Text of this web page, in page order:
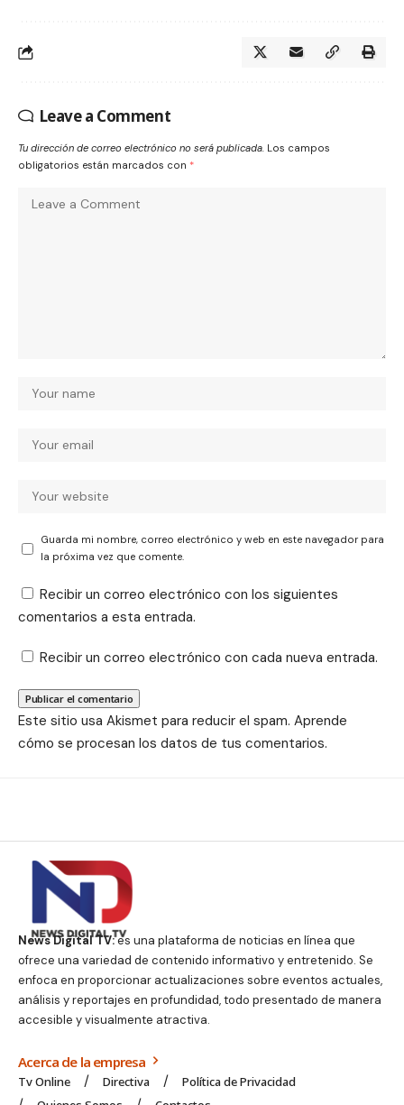
Leave a Comment
Tu dirección de correo electrónico no será publicada. Los campos
obligatorios están marcados con *
Guarda mi nombre, correo electrónico y web en este navegador para
la próxima vez que comente.
Recibir un correo electrónico con los siguientes
comentarios a esta entrada.
Recibir un correo electrónico con cada nueva entrada.
Este sitio usa Akismet para reducir el spam. Aprende
cómo se procesan los datos de tus comentarios.
News Digital TV:es una plataforma de noticias en línea que
ofrece una variedad de contenido informativo y entretenido. Se
enfoca en proporcionar actualizaciones sobre eventos actuales,
análisis y reportajes en profundidad, todo presentado de manera
accesible y visualmente atractiva.
Acerca de la empresa
Tv Online Directiva
Política de Privacidad